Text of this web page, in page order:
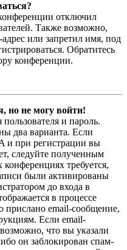
отключил
Также возможно,
или запретил имя, под
Обратитесь
конференции.
но не могу войти!
и пароль.
два варианта. Если
и при регистрации вы
следуйте полученным
требуется,
были активированы
до входа в
в процессе
прислано email-сообщение,
Если email-
что вы указали
он заблокирован спам-